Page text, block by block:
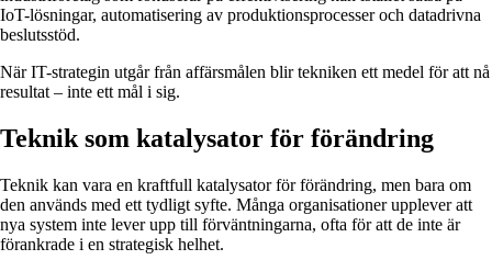
IoT-lösningar, automatisering av produktionsprocesser och datadrivna
beslutsstöd.
När IT-strategin utgår från affärsmålen blir tekniken ett medel för att nå
resultat – inte ett mål i sig.
Teknik som katalysator för förändring
Teknik kan vara en kraftfull katalysator för förändring, men bara om
den används med ett tydligt syfte. Många organisationer upplever att
nya system inte lever upp till förväntningarna, ofta för att de inte är
förankrade i en strategisk helhet.